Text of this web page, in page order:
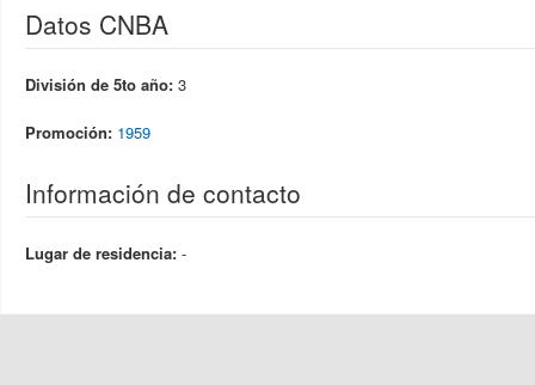
Datos CNBA
División de 5to año: 3
Promoción: 1959
Información de contacto
Lugar de residencia: -